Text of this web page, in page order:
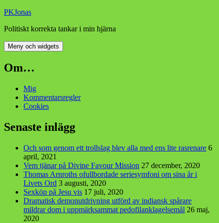
Hoppa
innehåll
PKJonas
Politiskt korrekta tankar i min hjärna
Meny och widgets
Om…
Mig
Kommentarsregler
Cookies
Senaste inlägg
Och som genom ett trollslag blev alla med ens lite rasrenare 6
april, 2021
Vem tjänar på Divine Favour Mission 27 december, 2020
Thomas Arnroths ofullbordade seriesymfoni om sina år i
Livets Ord 3 augusti, 2020
Sexköp på Jesu vis 17 juli, 2020
Dramatisk demonutdrivning utförd av indiansk spårare
mildrar dom i uppmärksammat pedofilanklagelsemål 26 maj,
2020